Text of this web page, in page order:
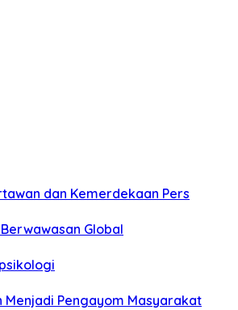
dan Kemerdekaan Pers
Global
Menjadi Pengayom Masyarakat